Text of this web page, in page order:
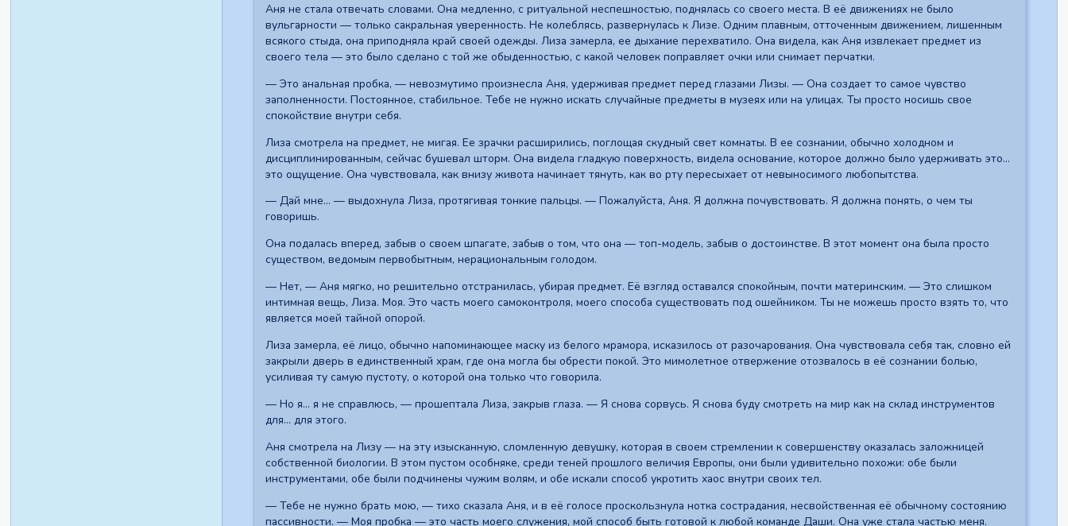
Аня не стала отвечать словами. Она медленно, с ритуальной неспешностью, поднялась со своего места. В её движениях не было
вульгарности — только сакральная уверенность. Не колеблясь, развернулась к Лизе. Одним плавным, отточенным движением, лишенным
всякого стыда, она приподняла край своей одежды. Лиза замерла, ее дыхание перехватило. Она видела, как Аня извлекает предмет из
своего тела — это было сделано с той же обыденностью, с какой человек поправляет очки или снимает перчатки.
— Это анальная пробка, — невозмутимо произнесла Аня, удерживая предмет перед глазами Лизы. — Она создает то самое чувство
заполненности. Постоянное, стабильное. Тебе не нужно искать случайные предметы в музеях или на улицах. Ты просто носишь свое
спокойствие внутри себя.
Лиза смотрела на предмет, не мигая. Ее зрачки расширились, поглощая скудный свет комнаты. В ее сознании, обычно холодном и
дисциплинированным, сейчас бушевал шторм. Она видела гладкую поверхность, видела основание, которое должно было удерживать это...
это ощущение. Она чувствовала, как внизу живота начинает тянуть, как во рту пересыхает от невыносимого любопытства.
— Дай мне... — выдохнула Лиза, протягивая тонкие пальцы. — Пожалуйста, Аня. Я должна почувствовать. Я должна понять, о чем ты
говоришь.
Она подалась вперед, забыв о своем шпагате, забыв о том, что она — топ-модель, забыв о достоинстве. В этот момент она была просто
существом, ведомым первобытным, нерациональным голодом.
— Нет, — Аня мягко, но решительно отстранилась, убирая предмет. Её взгляд оставался спокойным, почти материнским. — Это слишком
интимная вещь, Лиза. Моя. Это часть моего самоконтроля, моего способа существовать под ошейником. Ты не можешь просто взять то, что
является моей тайной опорой.
Лиза замерла, её лицо, обычно напоминающее маску из белого мрамора, исказилось от разочарования. Она чувствовала себя так, словно ей
закрыли дверь в единственный храм, где она могла бы обрести покой. Это мимолетное отвержение отозвалось в её сознании болью,
усиливая ту самую пустоту, о которой она только что говорила.
— Но я... я не справлюсь, — прошептала Лиза, закрыв глаза. — Я снова сорвусь. Я снова буду смотреть на мир как на склад инструментов
для... для этого.
Аня смотрела на Лизу — на эту изысканную, сломленную девушку, которая в своем стремлении к совершенству оказалась заложницей
собственной биологии. В этом пустом особняке, среди теней прошлого величия Европы, они были удивительно похожи: обе были
инструментами, обе были подчинены чужим волям, и обе искали способ укротить хаос внутри своих тел.
— Тебе не нужно брать мою, — тихо сказала Аня, и в её голосе проскользнула нотка сострадания, несвойственная её обычному состоянию
пассивности. — Моя пробка — это часть моего служения, мой способ быть готовой к любой команде Даши. Она уже стала частью меня.